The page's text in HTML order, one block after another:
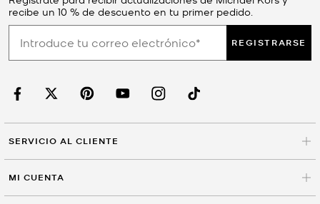
recibe un 10 % de descuento en tu primer pedido.
REGISTRARSE
SERVICIO AL CLIENTE
MI CUENTA